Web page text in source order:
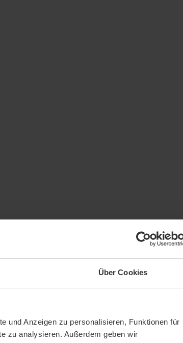
Über Cookies
und Anzeigen zu personalisieren, Funktionen für
zu analysieren. Außerdem geben wir